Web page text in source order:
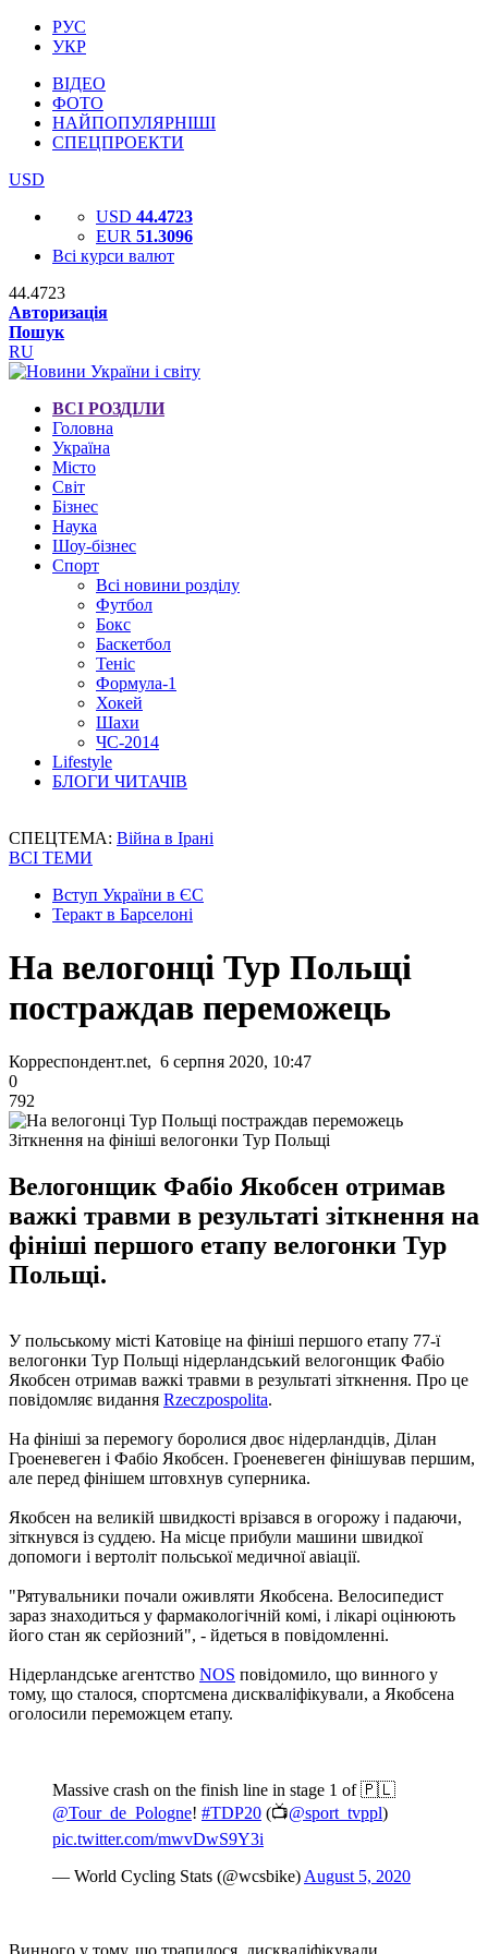
РУС
УКР
ВІДЕО
ФОТО
НАЙПОПУЛЯРНІШІ
СПЕЦПРОЕКТИ
USD
USD 44.4723
EUR 51.3096
Всі курси валют
44.4723
Авторизація
Пошук
RU
ВСІ РОЗДІЛИ
Головна
Україна
Місто
Світ
Бізнес
Наука
Шоу-бізнес
Спорт
Всі новини розділу
Футбол
Бокс
Баскетбол
Теніс
Формула-1
Хокей
Шахи
ЧС-2014
Lifestyle
БЛОГИ ЧИТАЧІВ
СПЕЦТЕМА: Війна в Ірані
ВСІ ТЕМИ
Вступ України в ЄС
Теракт в Барселоні
На велогонці Тур Польщі
постраждав переможець
Корреспондент.net, 6 серпня 2020, 10:47
0
792
Зіткнення на фініші велогонки Тур Польщі
Велогонщик Фабіо Якобсен отримав
важкі травми в результаті зіткнення на
фініші першого етапу велогонки Тур
Польщі.
У польському місті Катовіце на фініші першого етапу 77-ї
велогонки Тур Польщі нідерландський велогонщик Фабіо
Якобсен отримав важкі травми в результаті зіткнення. Про це
повідомляє видання Rzeczpospolita.
На фініші за перемогу боролися двоє нідерландців, Ділан
Гроеневеген і Фабіо Якобсен. Гроеневеген фінішував першим,
але перед фінішем штовхнув суперника.
Якобсен на великій швидкості врізався в огорожу і падаючи,
зіткнувся із суддею. На місце прибули машини швидкої
допомоги і вертоліт польської медичної авіації.
"Рятувальники почали оживляти Якобсена. Велосипедист
зараз знаходиться у фармакологічній комі, і лікарі оцінюють
його стан як серйозний", - йдеться в повідомленні.
Нідерландське агентство NOS повідомило, що винного у
тому, що сталося, спортсмена дискваліфікували, а Якобсена
оголосили переможцем етапу.
Massive crash on the finish line in stage 1 of 🇵🇱
@Tour_de_Pologne! #TDP20 (📺@sport_tvppl)
pic.twitter.com/mwvDwS9Y3i
— World Cycling Stats (@wcsbike) August 5, 2020
Винного у тому, що трапилося, дискваліфікували.